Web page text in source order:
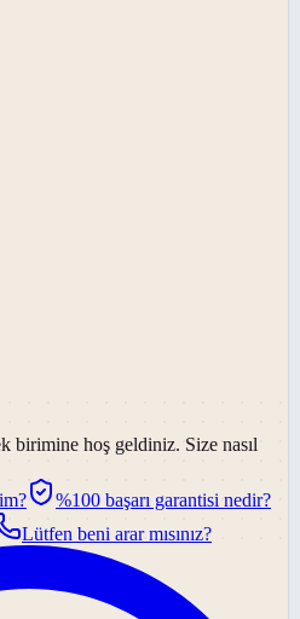
birimine hoş geldiniz. Size nasıl
%100 başarı garantisi nedir?
Lütfen beni arar mısınız?